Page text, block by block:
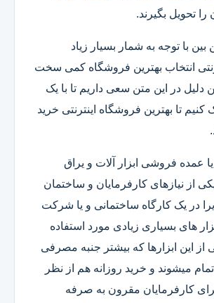
را تحویل بگیرند.
بین با توجه به شمار بسیار زیاد
انتخاب بهترین فروشگاه کمی سخت
دلیل در این متن سعی داریم تا با یک
کنیم تا بهترین فروشگاه اینترنتی خرید
عمده فروشی ابزار آلات و یراق
از نیازهای کارفرمایان و ساختمان
در یک کارگاه ساختمانی و یا شرکت
های بسیاری زیادی مورد استفاده
از این ابزارها که بیشتر جنبه مصرفی
میشوند و خرید روزانه هم از نظر
کارفرمایان مقرون به صرفه